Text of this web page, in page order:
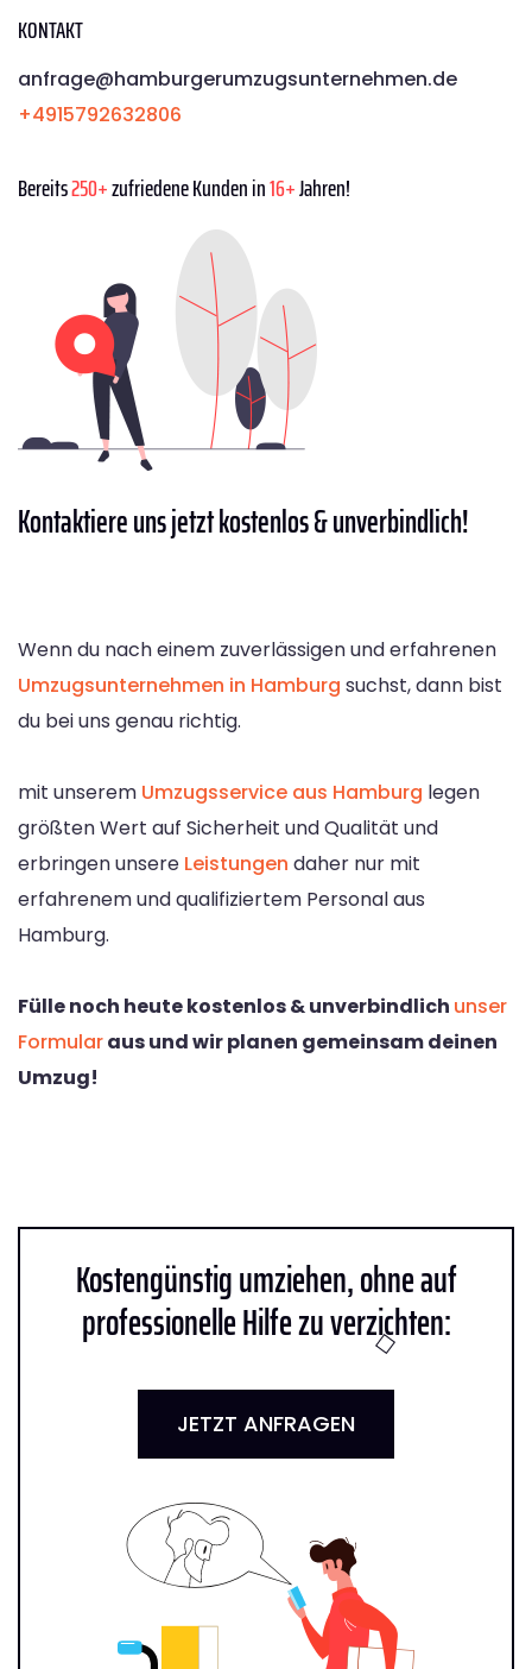
KONTAKT
anfrage@hamburgerumzugsunternehmen.de
+4915792632806
Bereits250+zufriedene Kunden in16+Jahren!
Kontaktiereuns jetzt kostenlos & unverbindlich!
Wenn du nach einem zuverlässigen und erfahrenen
Umzugsunternehmen in Hamburg suchst, dann bist
du bei uns genau richtig.
mit unserem Umzugsservice aus Hamburg legen
größten Wert auf Sicherheit und Qualität und
erbringen unsere Leistungen daher nur mit
erfahrenem und qualifiziertem Personal aus
Hamburg.
Fülle noch heute kostenlos & unverbindlich unser
Formularaus und wir planen gemeinsam deinen
Umzug!
Kostengünstig umziehen, ohne auf
professionelle Hilfe zu verzichten:
JETZT ANFRAGEN